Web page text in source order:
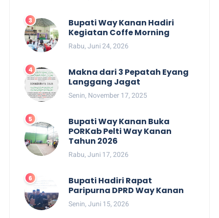
Bupati Way Kanan Hadiri
Kegiatan Coffe Morning
Rabu, Juni 24, 2026
Makna dari 3 Pepatah Eyang
Langgang Jagat
Senin, November 17, 2025
Bupati Way Kanan Buka
PORKab Pelti Way Kanan
Tahun 2026
Rabu, Juni 17, 2026
Bupati Hadiri Rapat
Paripurna DPRD Way Kanan
Senin, Juni 15, 2026